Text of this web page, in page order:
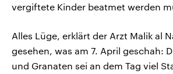
vergiftete Kinder beatmet werden
Alles Lüge, erklärt der Arzt Malik al
gesehen, was am 7. April geschah:
und Granaten sei an dem Tag viel